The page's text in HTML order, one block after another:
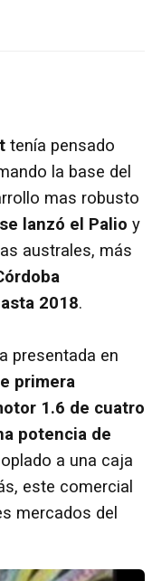
tenía pensado
la base del
mas robusto
lanzó el Palio y
australes, más
2018.
presentada en
primera
1.6 de cuatro
potencia de
a una caja
este comercial
mercados del